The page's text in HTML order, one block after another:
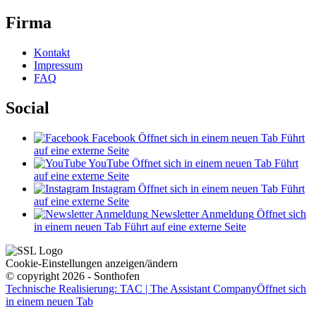
Firma
Kontakt
Impressum
FAQ
Social
Facebook Öffnet sich in einem neuen Tab Führt
auf eine externe Seite
YouTube Öffnet sich in einem neuen Tab Führt
auf eine externe Seite
Instagram Öffnet sich in einem neuen Tab Führt
auf eine externe Seite
Newsletter Anmeldung Öffnet sich
in einem neuen Tab Führt auf eine externe Seite
Cookie-Einstellungen anzeigen/ändern
© copyright 2026 - Sonthofen
Technische Realisierung: TAC | The Assistant CompanyÖffnet sich
in einem neuen Tab